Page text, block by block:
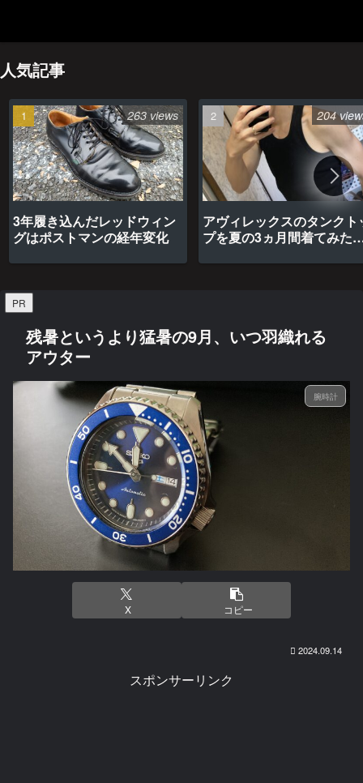
人気記事
3年履き込んだレッドウィン
グはポストマンの経年変化
263 views
アヴィレックスのタンクト
プを夏の3ヵ月間着てみた
204
PR
残暑というより猛暑の9月、いつ羽織れる
アウター
腕時計
X コピー
2024.09.14
スポンサーリンク